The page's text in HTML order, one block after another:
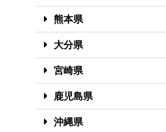
熊本県
大分県
宮崎県
鹿児島県
沖縄県